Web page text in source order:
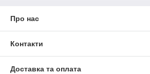
Про нас
Контакти
Доставка та оплата